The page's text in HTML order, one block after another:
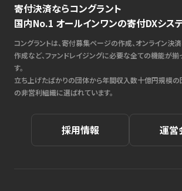
寄付決済ならコングラント
国内No.1 オールインワンの寄付DXシス
コングラントは、寄付募集ページの作成、オンライン決
作成など、ファンドレイジングに必要な全ての機能が揃
す。
立ち上げたばかりの団体から年間収入数十億円規模の
の非営利組織に選ばれています。
採用情報 運営